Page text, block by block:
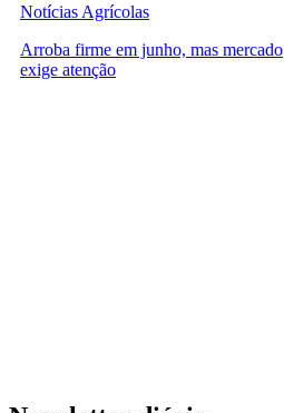
Notícias Agrícolas
Arroba firme em junho, mas mercado
exige atenção